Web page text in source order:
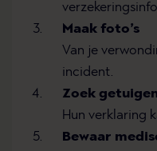
Maak foto’s
Van je
incident.
Zoek
Hun verklaring
Bewaar